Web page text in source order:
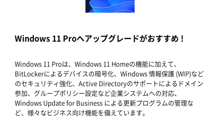
Windows 11 Proへアップグレードがおすすめ !
Windows 11 Proは、Windows 11 Homeの機能に加えて、
BitLockerによるデバイスの暗号化、Windows 情報保護 (WIP)など
のセキュリティ強化、Active Directoryのサポートによるドメイン
参加、グループポリシー設定など企業システムへの対応、
Windows Update for Business による更新プログラムの管理な
ど、様々なビジネス向け機能を備えています。